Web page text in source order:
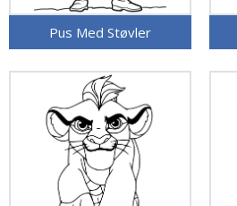
Pus Med Støvler